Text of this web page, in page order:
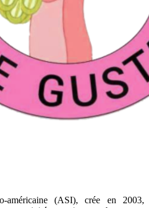
américaine (ASI), crée en 2003,